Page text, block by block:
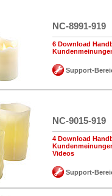
NC-8991-919
6 Download
Support-
NC-9015-919
4 Download
Videos
Support-